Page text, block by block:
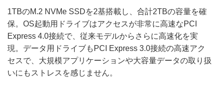
1TBのM.2 NVMe SSDを2基搭載し、合計2TBの容量を確
保。OS起動用ドライブはアクセスが非常に高速なPCI
Express 4.0接続で、従来モデルからさらに高速化を実
現。データ用ドライブもPCI Express 3.0接続の高速アク
セスで、大規模アプリケーションや大容量データの取り扱
いにもストレスを感じません。